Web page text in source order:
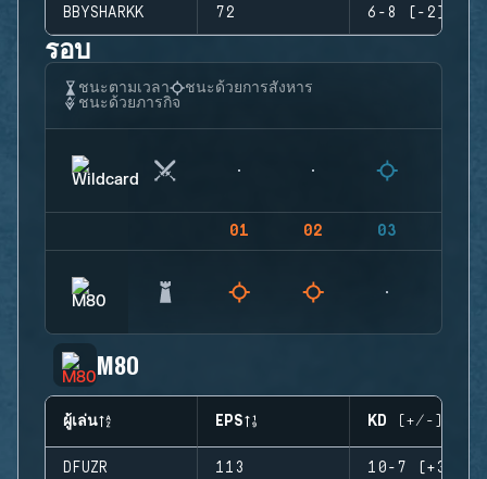
BBYSHARKK 72 6-8 (-2)
รอบ
ชนะตามเวลา
ชนะด้วยการสังหาร
ชนะด้วยภารกิจ
01 02 03
M80
ผู้เล่น EPS KD (+/-)
DFUZR 113 10-7 (+3)